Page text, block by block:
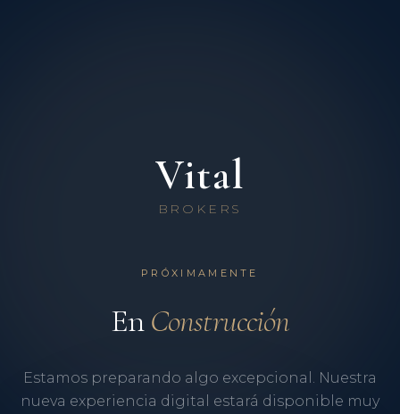
Vital
BROKERS
PRÓXIMAMENTE
EnConstrucción
Estamos preparando algo excepcional. Nuestra
nueva experiencia digital estará disponible muy